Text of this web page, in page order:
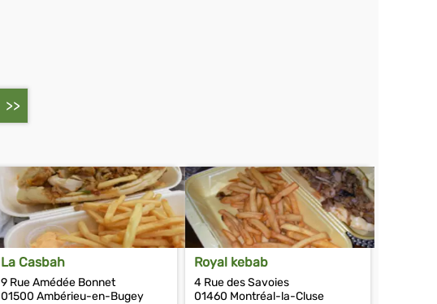
La Casbah
9 Rue Amédée Bonnet
01500 Ambérieu-en-Bugey
Royal kebab
4 Rue des Savoies
01460 Montréal-la-Cluse